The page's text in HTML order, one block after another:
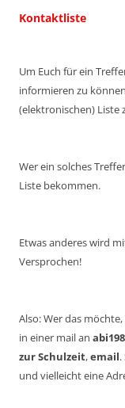
Kontaktliste
Um Euch für ein
informieren zu
(elektronischen) Liste
Wer ein solches
Liste bekommen.
Etwas anderes wird
Versprochen!
Also: Wer das
in einer mail an
zur Schulzeit,email
und vielleicht eine